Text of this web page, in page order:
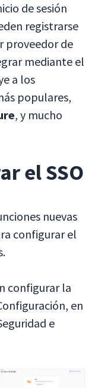
de sesión
registrarse
proveedor de
mediante el
a los
populares,
, y mucho
el SSO
nuevas
configurar el
configurar la
en
e